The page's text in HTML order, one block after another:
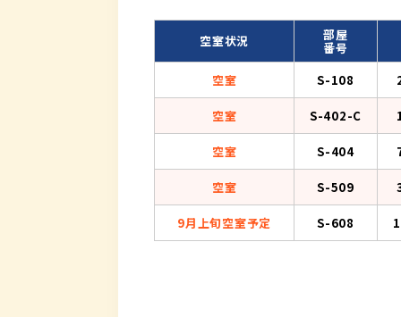
空室状況 部屋
番号
空室
S-108
空室 S-402-C
空室 S-404
空室 S-509
9月上旬空室予定 S-608